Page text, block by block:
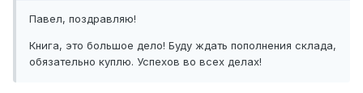
Павел, поздравляю!
Книга, это большое дело! Буду ждать пополнения склада,
обязательно куплю. Успехов во всех делах!